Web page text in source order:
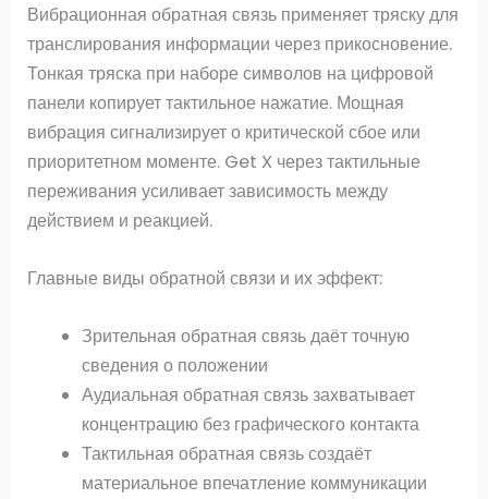
Вибрационная обратная связь применяет тряску для
транслирования информации через прикосновение.
Тонкая тряска при наборе символов на цифровой
панели копирует тактильное нажатие. Мощная
вибрация сигнализирует о критической сбое или
приоритетном моменте. Get X через тактильные
переживания усиливает зависимость между
действием и реакцией.
Главные виды обратной связи и их эффект:
Зрительная обратная связь даёт точную
сведения о положении
Аудиальная обратная связь захватывает
концентрацию без графического контакта
Тактильная обратная связь создаёт
материальное впечатление коммуникации